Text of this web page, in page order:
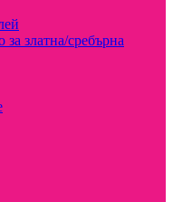
златна/сребърна